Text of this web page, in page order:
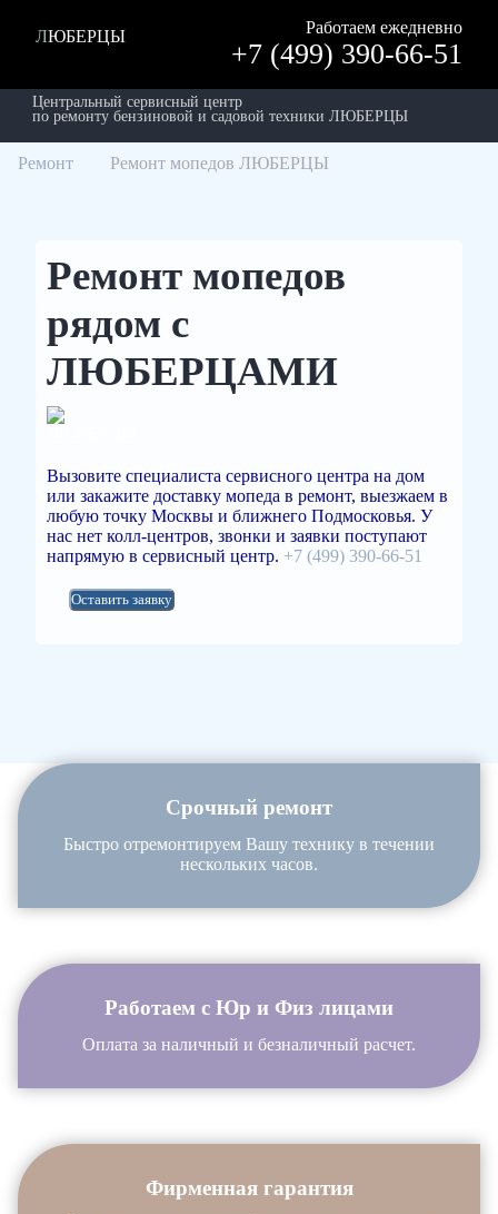
ЛЮБЕРЦЫ Работаем ежедневно
+7 (499) 390-66-51
Центральный сервисный центр
по ремонту бензиновой и садовой техники ЛЮБЕРЦЫ
Ремонт Ремонт мопедов ЛЮБЕРЦЫ
Ремонт мопедов
рядом с
ЛЮБЕРЦАМИ
Вызовите специалиста сервисного центра на дом
или закажите доставку мопеда в ремонт, выезжаем в
любую точку Москвы и ближнего Подмосковья. У
нас нет колл-центров, звонки и заявки поступают
напрямую в сервисный центр. +7 (499) 390-66-51
Оставить заявку
Срочный ремонт
Быстро отремонтируем Вашу технику в течении
нескольких часов.
Работаем с Юр и Физ лицами
Оплата за наличный и безналичный расчет.
Фирменная гарантия